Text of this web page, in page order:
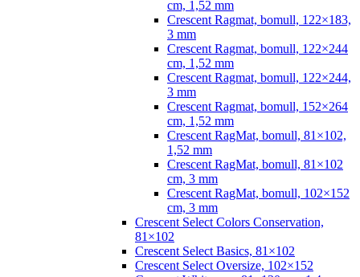
cm, 1,52 mm
Crescent Ragmat, bomull, 122×183,
3 mm
Crescent Ragmat, bomull, 122×244
cm, 1,52 mm
Crescent Ragmat, bomull, 122×244,
3 mm
Crescent Ragmat, bomull, 152×264
cm, 1,52 mm
Crescent RagMat, bomull, 81×102,
1,52 mm
Crescent RagMat, bomull, 81×102
cm, 3 mm
Crescent RagMat, bomull, 102×152
cm, 3 mm
Crescent Select Colors Conservation,
81×102
Crescent Select Basics, 81×102
Crescent Select Oversize, 102×152